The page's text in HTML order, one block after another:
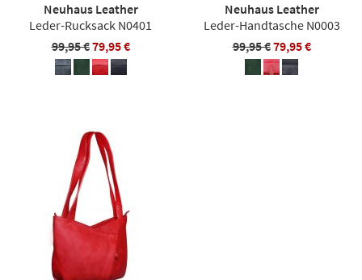
Neuhaus Leather
Leder-Rucksack N0401
99,95 €79,95 €
Neuhaus Leather
Leder-Handtasche N0003
99,95 €79,95 €